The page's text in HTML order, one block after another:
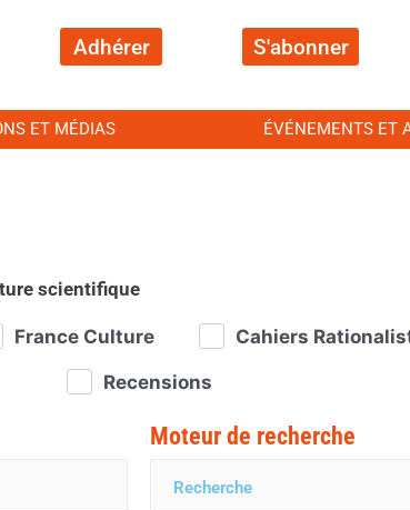
Adhérer S'abonner
ET MÉDIAS ÉVÉNEMENTS ET
scientifique
France Culture Cahiers
Recensions
Moteur de recherche